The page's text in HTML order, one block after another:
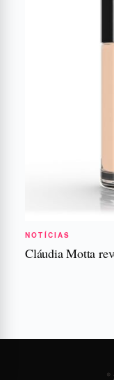
NOTÍCIAS
Cláudia Motta